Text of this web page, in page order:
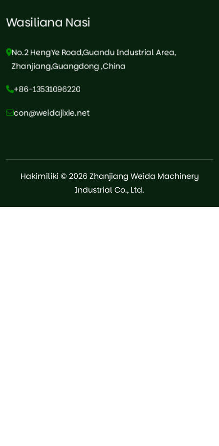
Wasiliana Nasi
No.2 HengYe Road,Guandu Industrial Area,
Zhanjiang,Guangdong ,China
+86-13531096220
con@weidajixie.net
Hakimiliki © 2026 Zhanjiang Weida Machinery
Industrial Co., Ltd.